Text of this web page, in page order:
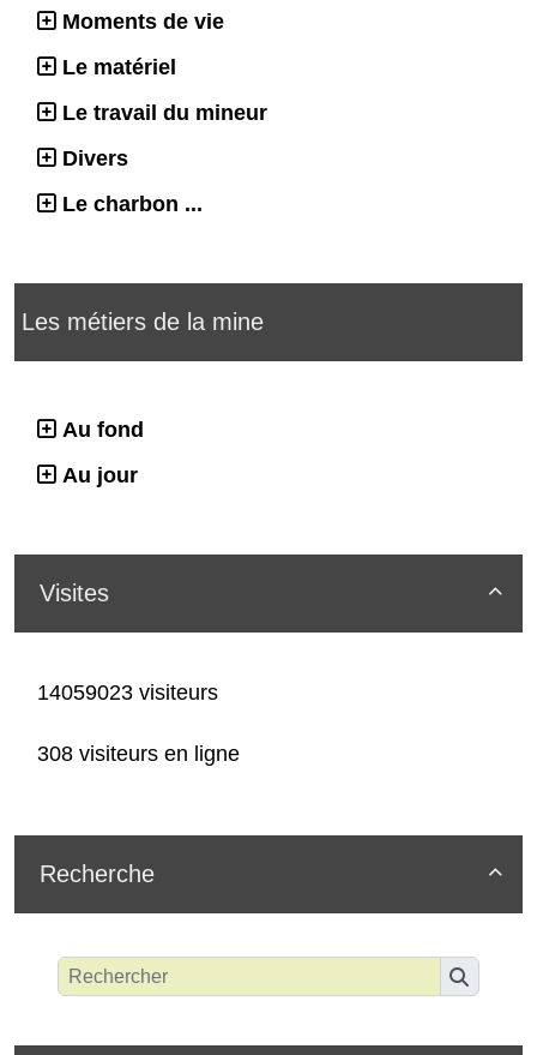
Moments de vie
Le matériel
Le travail du mineur
Divers
Le charbon ...
Les métiers de la mine
Au fond
Au jour

Visites
14059023 visiteurs
308 visiteurs en ligne

Recherche